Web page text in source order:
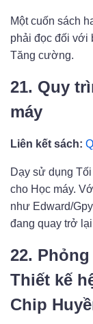
Một cuốn sách
phải đọc đối với
Tăng cường.
21. Quy
máy
Liên kết sách:
Dạy sử dụng
cho Học máy.
như Edward/
đang quay trở
22.
Thiết kế
Chip